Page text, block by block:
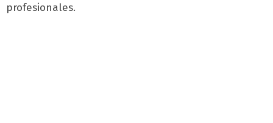
profesionales.